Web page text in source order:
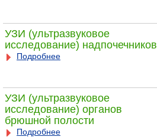
УЗИ (ультразвуковое
исследование) надпочечников
Подробнее
УЗИ (ультразвуковое
исследование) органов
брюшной полости
Подробнее